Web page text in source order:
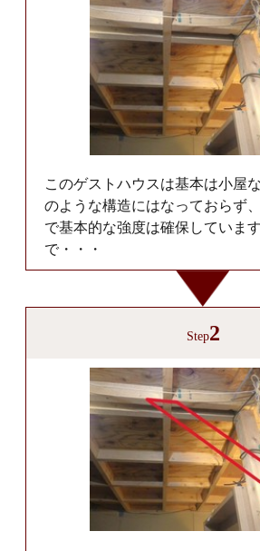
このゲストハウスは基本は小屋
のような構造にはなっておらず
で基本的な強度は確保していま
で・・・
Step2